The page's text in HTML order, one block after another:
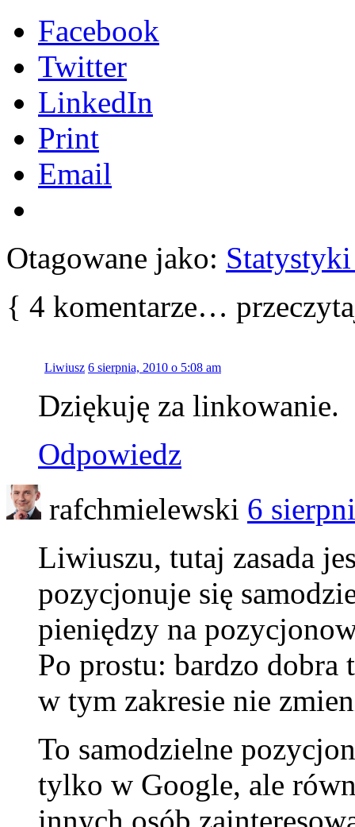
Facebook
Twitter
LinkedIn
Print
Email
Otagowane jako:
{ 4 komentarze…
Liwiusz 6 sierpnia, 2010 o 5:08 am
Dziękuję za linkowanie.
Odpowiedz
rafchmielewski 6
Liwiuszu, tutaj zasada
pozycjonuje się
pieniędzy na
Po prostu: bardzo dobra
w tym zakresie nie
To samodzielne
tylko w Google, ale
innych osób